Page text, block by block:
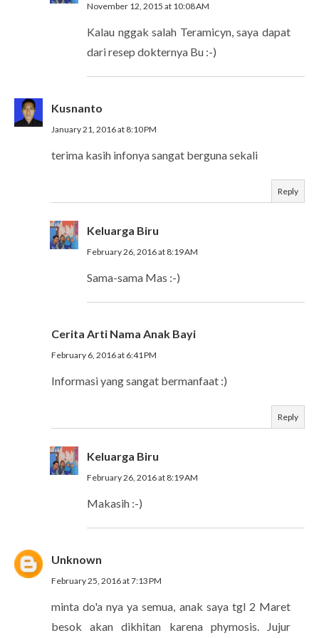
November 12, 2015 at 10:08 AM
Kalau nggak salah Teramicyn, saya dapat
dari resep dokternya Bu :-)
Kusnanto
January 21, 2016 at 8:10 PM
terima kasih infonya sangat berguna sekali
Reply
Keluarga Biru
February 26, 2016 at 8:19 AM
Sama-sama Mas :-)
Cerita Arti Nama Anak Bayi
February 6, 2016 at 6:41 PM
Informasi yang sangat bermanfaat :)
Reply
Keluarga Biru
February 26, 2016 at 8:19 AM
Makasih :-)
Unknown
February 25, 2016 at 7:13 PM
minta do'a nya ya semua, anak saya tgl 2 Maret
besok akan dikhitan karena phymosis. Jujur